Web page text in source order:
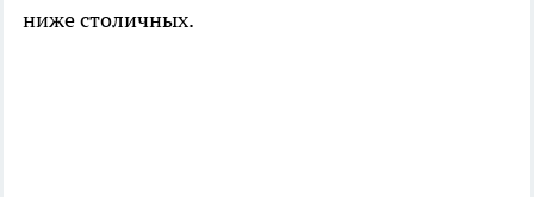
ниже столичных.